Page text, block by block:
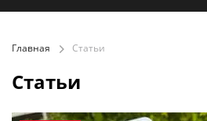
Главная Статьи
Статьи